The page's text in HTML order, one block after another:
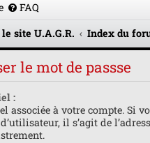
FAQ
site U.A.G.R.
Index du
le mot de passse
:
associée à votre compte. Si
il s’agit de